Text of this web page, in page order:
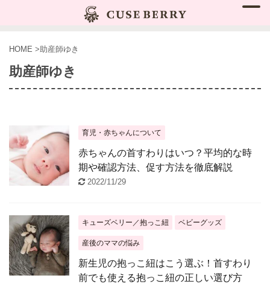
HOME >助産師ゆき
助産師ゆき
育児・赤ちゃんについて
赤ちゃんの首すわりはいつ？平均的な時
期や確認方法、促す方法を徹底解説
2022/11/29
キューズベリー／抱っこ紐 ベビーグッズ
産後のママの悩み
新生児の抱っこ紐はこう選ぶ！首すわり
前でも使える抱っこ紐の正しい選び方